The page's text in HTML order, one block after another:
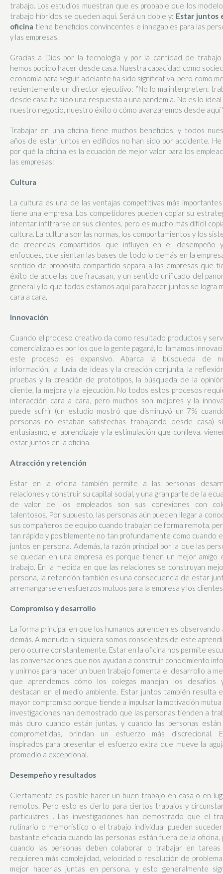
trabajo. Los estudios muestran que es probable que los
trabajo híbridos se queden aquí. Será un doble y: Estar juntos
oficina tiene beneficios convincentes e innegables para las
y las empresas.
Gracias a Dios por la tecnología y por la cantidad de
hemos podido hacer desde casa. Nuestra capacidad como
economía para seguir adelante ha sido significativa, pero como
recientemente un director ejecutivo: “No lo malinterpreten:
desde casa ha sido una respuesta a una pandemia. No es lo ideal
nuestro negocio, nuestro éxito o cómo avanzaremos desde aquí
Trabajar en una oficina tiene muchos beneficios, y todos
años de estar juntos en edificios no han sido por accidente. He
por qué la oficina es la ecuación de mejor valor para los
las empresas:
Cultura
La cultura es una de las ventajas competitivas más
tiene una empresa. Los competidores pueden copiar su
intentar infiltrarse en sus clientes, pero es mucho más difícil
cultura. La cultura son las normas, los comportamientos y los
de creencias compartidos que influyen en el desempeño
enfoques, que sientan las bases de todo lo demás en la
sentido de propósito compartido separa a las empresas que
éxito de aquellas que fracasan, y un sentido unificado del
general y lo que todos estamos aquí para hacer juntos se logra
cara a cara.
Innovación
Cuando el proceso creativo da como resultado productos y
comercializables por los que la gente pagará, lo llamamos
este proceso es expansivo. Abarca la búsqueda de
información, la lluvia de ideas y la creación conjunta, la
pruebas y la creación de prototipos, la búsqueda de la
cliente, la mejora y la ejecución. No todos estos procesos
interacción cara a cara, pero muchos son mejores y la
puede sufrir (un estudio mostró que disminuyó un 7%
personas no estaban satisfechas trabajando desde casa)
entusiasmo, el aprendizaje y la estimulación que conlleva.
estar juntos en la oficina.
Atracción y retención
Estar en la oficina también permite a las personas
relaciones y construir su capital social, y una gran parte de la
de valor de los empleados son sus conexiones con
talentosos. Por supuesto, las personas aún pueden llegar a
sus compañeros de equipo cuando trabajan de forma remota,
tan rápido y posiblemente no tan profundamente como cuando
juntos en persona. Además, la razón principal por la que las
se quedan en una empresa es porque tienen un mejor amigo
trabajo. En la medida en que las relaciones se construyan
persona, la retención también es una consecuencia de estar
arremangarse en esfuerzos mutuos para la empresa y los
Compromiso y desarrollo
La forma principal en que los humanos aprenden es observando
demás. A menudo ni siquiera somos conscientes de este
pero ocurre constantemente. Estar en la oficina nos permite
las conversaciones que nos ayudan a construir conocimiento
y unirnos para hacer un buen trabajo fomenta el desarrollo a
que aprendemos cómo los colegas manejan los desafíos
destacan en el medio ambiente. Estar juntos también resulta
mayor compromiso porque tiende a impulsar la motivación mutua
investigaciones han demostrado que las personas tienden a
más duro cuando están juntas, y cuando las personas están
comprometidas, brindan un esfuerzo más discrecional.
inspirados para presentar el esfuerzo extra que mueve la
promedio a excepcional.
Desempeño y resultados
Ciertamente es posible hacer un buen trabajo en casa o en
remotos. Pero esto es cierto para ciertos trabajos y
particulares . Las investigaciones han demostrado que el
rutinario o memorístico o el trabajo individual pueden
bastante eficacia cuando las personas están fuera de la oficina,
cuando las personas deben colaborar o trabajar en
requieren más complejidad, velocidad o resolución de
mejor hacerlas juntas en persona. y esto generalmente